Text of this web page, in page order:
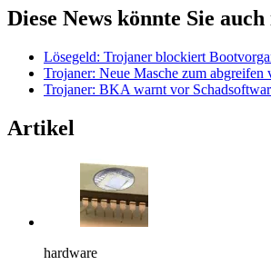
Diese News könnte Sie
Lösegeld: Trojaner blockiert
Trojaner: Neue Masche zum abgreifen
Trojaner: BKA warnt vor
Artikel
hardware